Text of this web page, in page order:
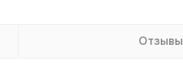
Отзывы